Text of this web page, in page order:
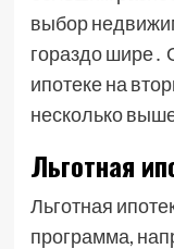
выбор
гораздо шире․
ипотеке на
несколько
Льготная
Льготная
программа,